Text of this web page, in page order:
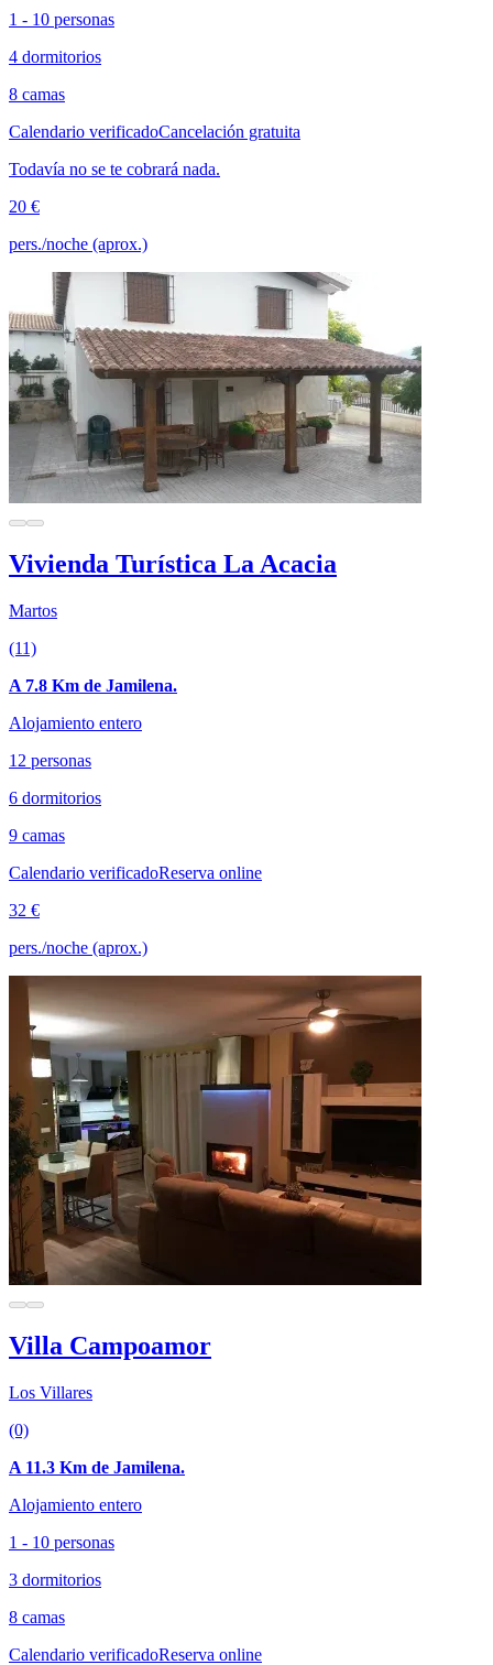
1 - 10 personas
4 dormitorios
8 camas
Calendario verificadoCancelación gratuita
Todavía no se te cobrará nada.
20 €
pers./noche (aprox.)
Vivienda Turística La Acacia
Martos
(11)
A 7.8 Km de Jamilena.
Alojamiento entero
12 personas
6 dormitorios
9 camas
Calendario verificadoReserva online
32 €
pers./noche (aprox.)
Villa Campoamor
Los Villares
(0)
A 11.3 Km de Jamilena.
Alojamiento entero
1 - 10 personas
3 dormitorios
8 camas
Calendario verificadoReserva online